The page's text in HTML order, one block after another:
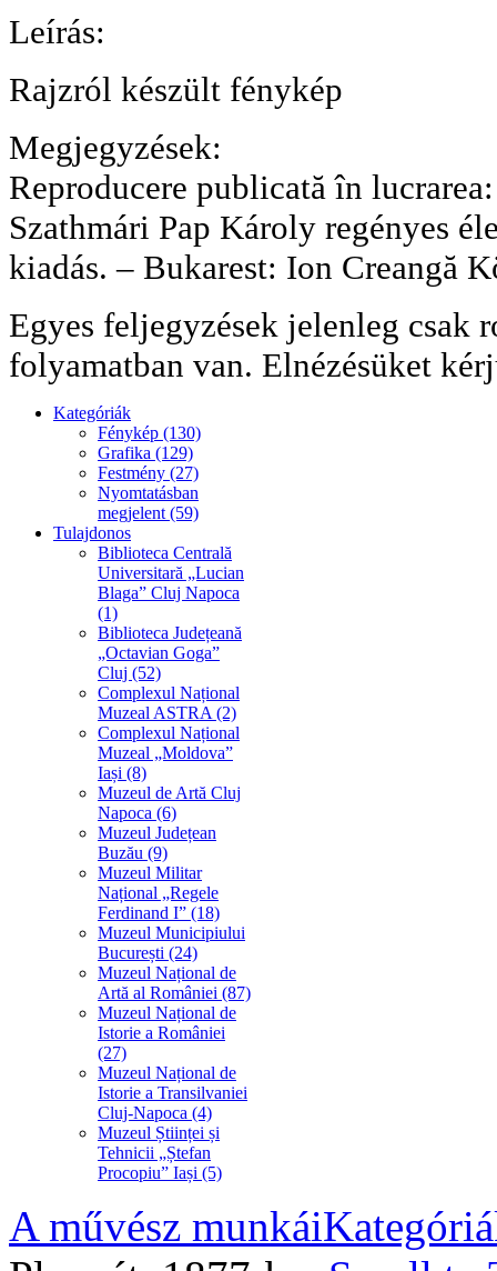
Leírás:
Rajzról készült fénykép
Megjegyzések:
Reproducere publicată în
Szathmári Pap Károly regényes
kiadás. – Bukarest: Ion Creangă
Egyes feljegyzések jelenleg csak
folyamatban van. Elnézésüket
Kategóriák
Fénykép (130)
Grafika (129)
Festmény (27)
Nyomtatásban
megjelent (59)
Tulajdonos
Biblioteca Centrală
Universitară „Lucian
Blaga” Cluj Napoca
(1)
Biblioteca Județeană
„Octavian Goga”
Cluj (52)
Complexul Național
Muzeal ASTRA (2)
Complexul Național
Muzeal „Moldova”
Iași (8)
Muzeul de Artă Cluj
Napoca (6)
Muzeul Județean
Buzău (9)
Muzeul Militar
Național „Regele
Ferdinand I” (18)
Muzeul Municipiului
București (24)
Muzeul Național de
Artă al României (87)
Muzeul Național de
Istorie a României
(27)
Muzeul Național de
Istorie a Transilvaniei
Cluj-Napoca (4)
Muzeul Științei și
Tehnicii „Ștefan
Procopiu” Iași (5)
A művész munkái